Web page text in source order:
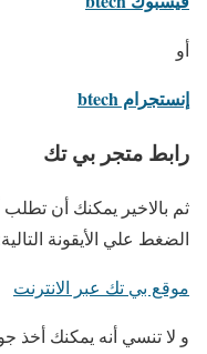
أو
إنستجرام btech
رابط متجر بي تك
ثم بالاخير يمكنك أن تطلب
الضغط علي الأيقونة
موقع بي تك عبر الانترنت
و لا تنسي أنه يمكنك أخذ